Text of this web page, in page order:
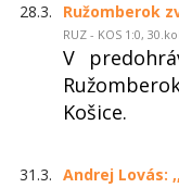
28.3. Ružomberok
RUZ - KOS 1:0,
V
Košice.
31.3. Andrej Lovás: